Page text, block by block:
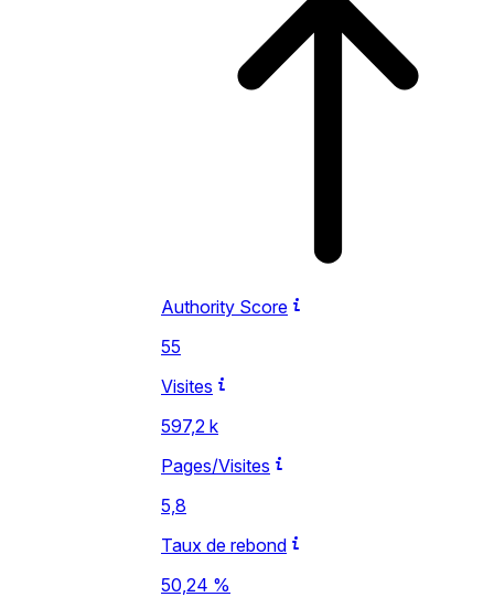
Authority Score
55
Visites
597,2 k
Pages/Visites
5,8
Taux de rebond
50,24 %